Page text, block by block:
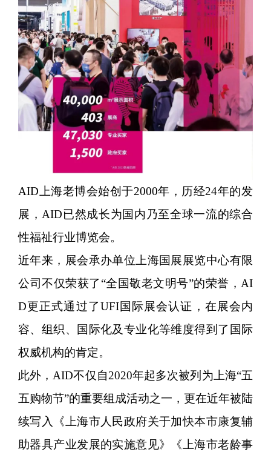
AID上海老博会始创于2000年，历经24年的发
展，AID已然成长为国内乃至全球一流的综合
性福祉行业博览会。
近年来，展会承办单位上海国展展览中心有限
公司不仅荣获了“全国敬老文明号”的荣誉，AI
D更正式通过了UFI国际展会认证，在展会内
容、组织、国际化及专业化等维度得到了国际
权威机构的肯定。
此外，AID不仅自2020年起多次被列为上海“五
五购物节”的重要组成活动之一，更在近年被陆
续写入《上海市人民政府关于加快本市康复辅
助器具产业发展的实施意见》《上海市老龄事